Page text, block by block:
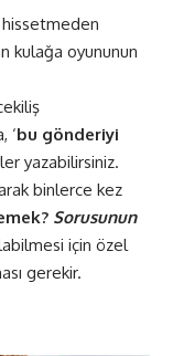
hissetmeden
kulağa oyununun
‘bu gönderiyi
yazabilirsiniz.
binlerce kez
Sorusunun
için özel
gerekir.